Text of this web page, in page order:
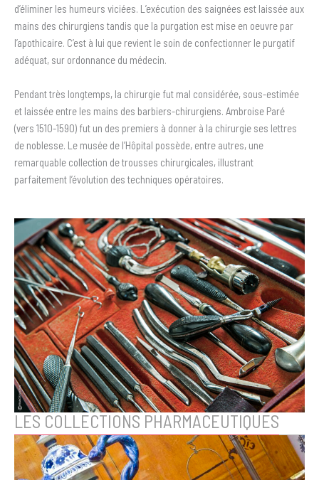
d’éliminer les humeurs viciées. L’exécution des saignées est laissée aux
mains des chirurgiens tandis que la purgation est mise en oeuvre par
l’apothicaire. C’est à lui que revient le soin de confectionner le purgatif
adéquat, sur ordonnance du médecin.
Pendant très longtemps, la chirurgie fut mal considérée, sous-estimée
et laissée entre les mains des barbiers-chirurgiens. Ambroise Paré
(vers 1510-1590) fut un des premiers à donner à la chirurgie ses lettres
de noblesse. Le musée de l’Hôpital possède, entre autres, une
remarquable collection de trousses chirurgicales, illustrant
parfaitement l’évolution des techniques opératoires.
LES COLLECTIONS PHARMACEUTIQUES